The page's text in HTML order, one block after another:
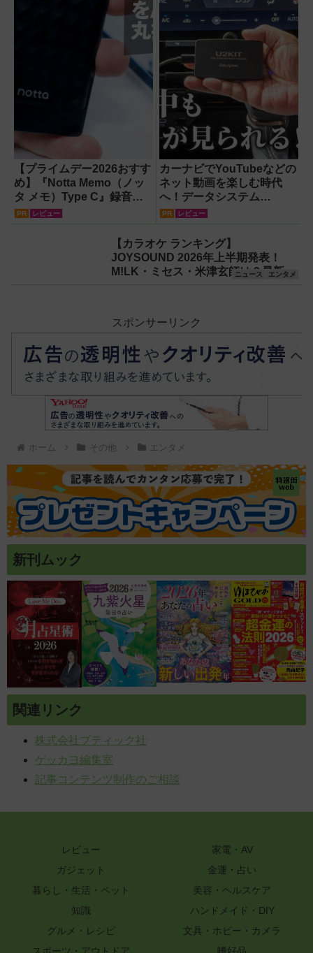
【プライムデー2026おすす
め】『Notta Memo（ノッ
タ メモ）Type C』録音か
らAI自動文字起こし・翻
スレコーダー！【議事録作
PR レビュー
カーナビでYouTubeなどの
ネット動画を楽しむ時代
へ！データシステム
『U2KIT』がドライブを変
PR レビュー
【カラオケ ランキング】
JOYSOUND 2026年上半期発表！
M!LK・ミセス・米津玄師は？最新ト
レンド総まとめ
ニュース エンタメ
スポンサーリンク
ホーム その他 エンタメ
新刊ムック
関連リンク
株式会社ブティック社
ゲッカヨ編集室
記事コンテンツ制作のご相談
レビュー
家電・AV
ガジェット
金運・占い
暮らし・生活・ペット
美容・ヘルスケア
知識
ハンドメイド・DIY
グルメ・レシピ
文具・ホビー・カメラ